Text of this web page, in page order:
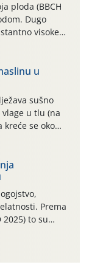
ploda (BBCH
Dugo
visoke
ploda, a
do 19.07.2026.
u
sušno
u tlu (na
se oko
još i dobro,
dugoročni
se on ponavlja
Prema
to su
djelovanje na